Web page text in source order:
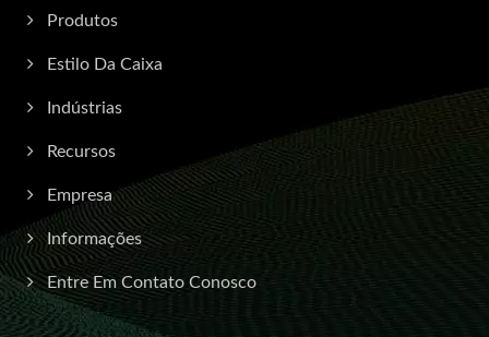
Produtos
Estilo Da Caixa
Indústrias
Recursos
Empresa
Informações
Entre Em Contato Conosco